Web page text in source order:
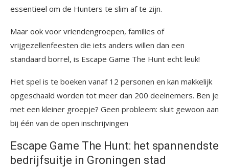
essentieel om de Hunters te slim af te zijn.
Maar ook voor vriendengroepen, families of
vrijgezellenfeesten die iets anders willen dan een
standaard borrel, is Escape Game The Hunt echt leuk!
Het spel is te boeken vanaf 12 personen en kan makkelijk
opgeschaald worden tot meer dan 200 deelnemers. Ben je
met een kleiner groepje? Geen probleem: sluit gewoon aan
bij één van de open inschrijvingen
Escape Game The Hunt: het spannendste
bedrijfsuitje in Groningen stad